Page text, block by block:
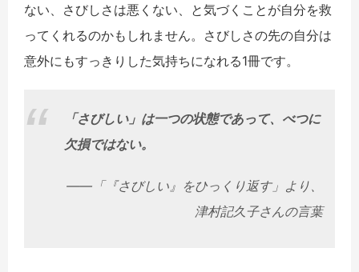
ない、さびしさは悪くない、と気づくことが自分を救
ってくれるのかもしれません。さびしさの先の自分は
意外にもすっきりした気持ちになれる1冊です。
「さびしい」は一つの状態であって、べつに
欠損ではない。
――「『さびしい』をひっくり返す」より、
津村記久子さんの言葉